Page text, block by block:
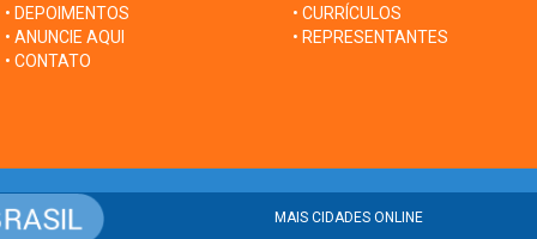
• DEPOIMENTOS
• ANUNCIE AQUI
• CONTATO
• CURRÍCULOS
• REPRESENTANTES
MAIS CIDADES ONLINE